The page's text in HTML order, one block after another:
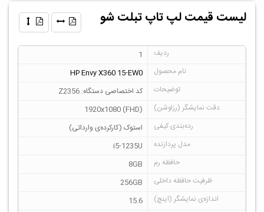
لیست قیمت لپ تاپ تبلت شو
1
HP Envy X360 15-EW0
کد اختصاصی دستگاه: Z2356
1920x1080 (FHD)
استوک (کارکرده‌ی وارداتی)
i5-1235U
8GB
256GB
15.6